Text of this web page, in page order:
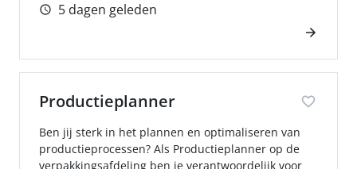
5 dagen geleden
Productieplanner
Ben jij sterk in het plannen en optimaliseren van
productieprocessen? Als Productieplanner op de
verpakkingsafdeling ben je verantwoordelijk voor